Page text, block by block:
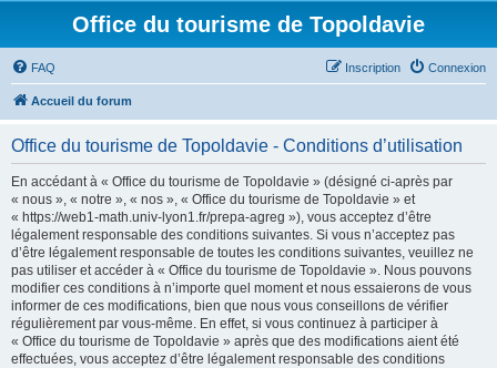
Office du tourisme de Topoldavie
FAQ Connexion
Inscription
Accueil du forum
Office du tourisme de Topoldavie - Conditions d’utilisation
En accédant à « Office du tourisme de Topoldavie » (désigné ci-après par
« nous », « notre », « nos », « Office du tourisme de Topoldavie » et
« https://web1-math.univ-lyon1.fr/prepa-agreg »), vous acceptez d’être
légalement responsable des conditions suivantes. Si vous n’acceptez pas
d’être légalement responsable de toutes les conditions suivantes, veuillez ne
pas utiliser et accéder à « Office du tourisme de Topoldavie ». Nous pouvons
modifier ces conditions à n’importe quel moment et nous essaierons de vous
informer de ces modifications, bien que nous vous conseillons de vérifier
régulièrement par vous-même. En effet, si vous continuez à participer à
« Office du tourisme de Topoldavie » après que des modifications aient été
effectuées, vous acceptez d’être légalement responsable des conditions